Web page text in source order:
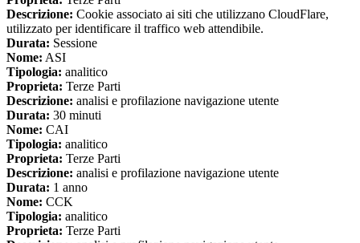
Descrizione: Cookie associato ai siti che utilizzano CloudFlare,
utilizzato per identificare il traffico web attendibile.
Durata: Sessione
Nome: ASI
Tipologia: analitico
Proprieta: Terze Parti
Descrizione: analisi e profilazione navigazione utente
Durata: 30 minuti
Nome: CAI
Tipologia: analitico
Proprieta: Terze Parti
Descrizione: analisi e profilazione navigazione utente
Durata: 1 anno
Nome: CCK
Tipologia: analitico
Proprieta: Terze Parti